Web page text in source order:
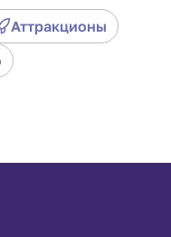
соединяющие в
мяч.
смеха и веселья -
вариант для
и
Аттракционы